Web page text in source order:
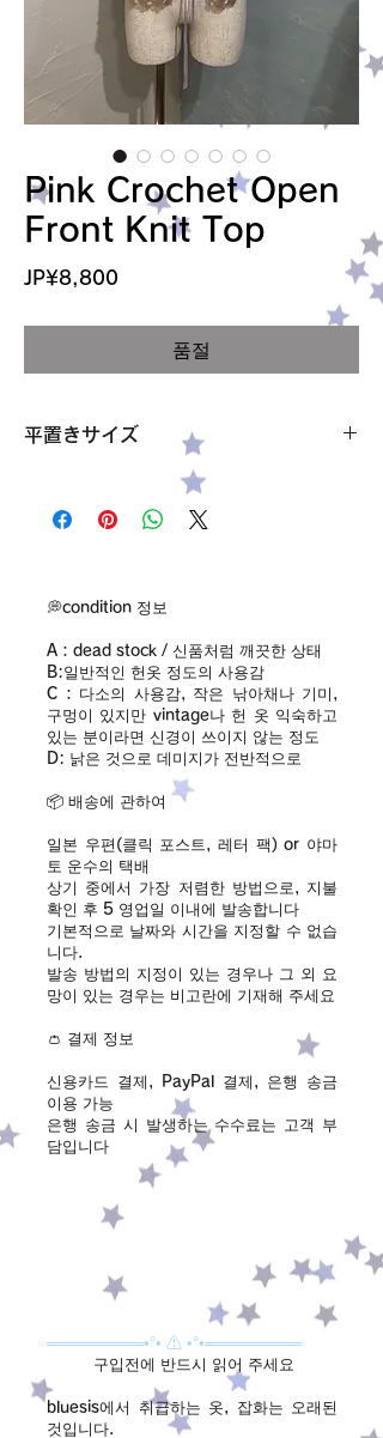
Pink Crochet Open
Front Knit Top
JP¥8,800
품절
平置きサイズ
アームホール 28-9cm
素材 記載なし、アクリルまたはポリエステ
condition【B】
💭condition 정보
A：dead stock / 신품처럼 깨끗한 상태
B:일반적인 헌옷 정도의 사용감
C：다소의 사용감, 작은 낚아채나 기미,
구멍이 있지만 vintage나 헌 옷 익숙하고
있는 분이라면 신경이 쓰이지 않는 정도
D: 낡은 것으로 데미지가 전반적으로
📦 배송에 관하여
일본 우편(클릭 포스트, 레터 팩) or 야마
토 운수의 택배
상기 중에서 가장 저렴한 방법으로, 지불
확인 후 5 영업일 이내에 발송합니다
기본적으로 날짜와 시간을 지정할 수 없습
니다.
발송 방법의 지정이 있는 경우나 그 외 요
망이 있는 경우는 비고란에 기재해 주세요
👛 결제 정보
신용카드 결제, PayPal 결제, 은행 송금
이용 가능
​은행 송금 시 발생하는 수수료는 고객 부
담입니다
═════════•°• ⚠ •°•═════════
구입전에 반드시 읽어 주세요
bluesis에서 취급하는 옷, 잡화는 오래된
것입니다.